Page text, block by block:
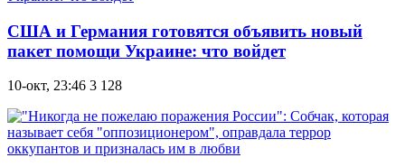
США и Германия готовятся объявить новый
пакет помощи Украине: что войдет
10-окт, 23:46 3 128